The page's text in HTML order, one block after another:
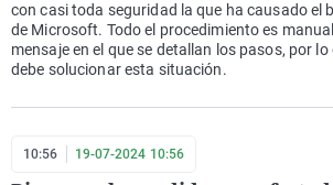
con casi toda seguridad la que ha causado el
de Microsoft. Todo el procedimiento es
mensaje en el que se detallan los pasos, por
debe solucionar esta situación.
10:56 19-07-2024 10:56